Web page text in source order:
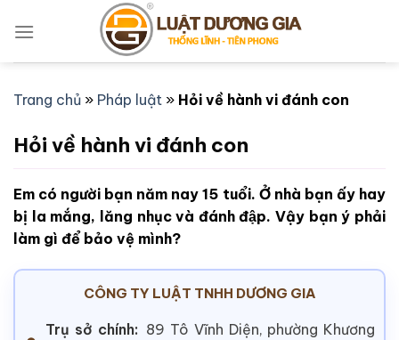
qua
Trang chủ » Pháp luật » Hỏi về hành vi đánh con
Hỏi về hành vi đánh con
Em có người bạn năm nay 15 tuổi. Ở nhà bạn ấy hay
bị la mắng, lăng nhục và đánh đập. Vậy bạn ý phải
làm gì để bảo vệ mình?
CÔNG TY LUẬT TNHH DƯƠNG GIA
Trụ sở chính: 89 Tô Vĩnh Diện, phường Khương